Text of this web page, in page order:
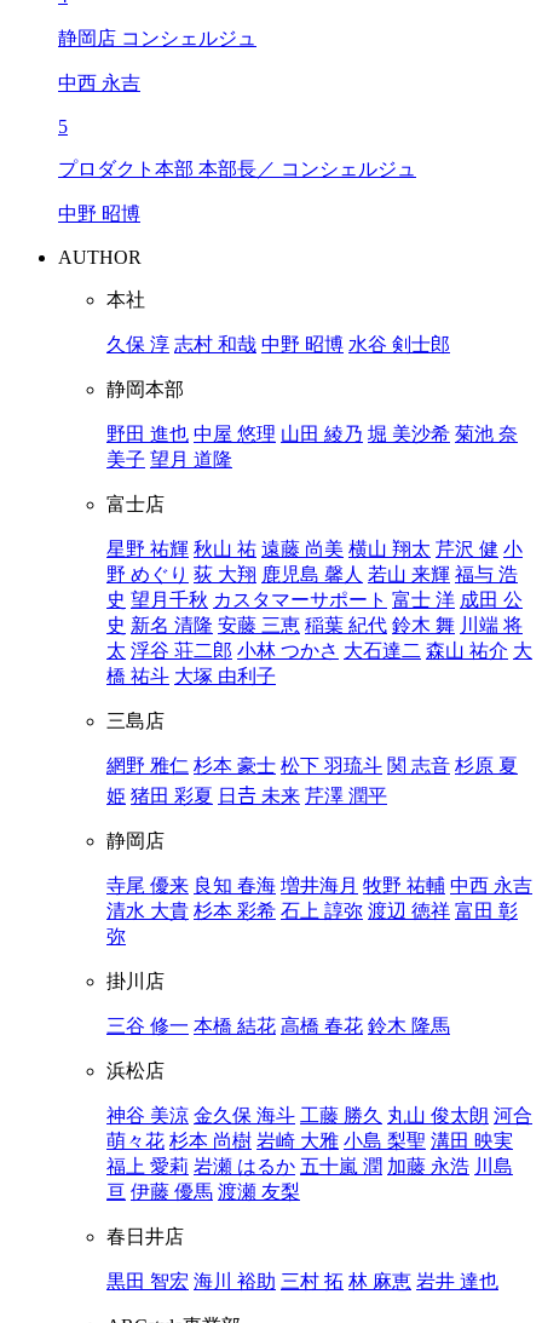
静岡店 コンシェルジュ
中西 永吉
5
プロダクト本部 本部長／ コンシェルジュ
中野 昭博
AUTHOR
本社
久保 淳 志村 和哉 中野 昭博 水谷 剣士郎
静岡本部
野田 進也 中屋 悠理 山田 綾乃 堀 美沙希 菊池 奈
美子 望月 道隆
富士店
星野 祐輝 秋山 祐 遠藤 尚美 横山 翔太 芹沢 健 小
野 めぐり 荻 大翔 鹿児島 馨人 若山 来輝 福与 浩
史 望月千秋 カスタマーサポート 富士 洋 成田 公
史 新名 清隆 安藤 三恵 稲葉 紀代 鈴木 舞 川端 将
太 浮谷 荘二郎 小林 つかさ 大石達二 森山 祐介 大
橋 祐斗 大塚 由利子
三島店
網野 雅仁 杉本 豪士 松下 羽琉斗 関 志音 杉原 夏
姫 猪田 彩夏 日𠮷 未来 芹澤 潤平
静岡店
寺尾 優来 良知 春海 増井海月 牧野 祐輔 中西 永吉
清水 大貴 杉本 彩希 石上 諄弥 渡辺 徳祥 富田 彰
弥
掛川店
三谷 修一 本橋 結花 高橋 春花 鈴木 隆馬
浜松店
神谷 美涼 金久保 海斗 工藤 勝久 丸山 俊太朗 河合
萌々花 杉本 尚樹 岩崎 大雅 小島 梨聖 溝田 映実
福上 愛莉 岩瀬 はるか 五十嵐 潤 加藤 永浩 川島
亘 伊藤 優馬 渡瀬 友梨
春日井店
黒田 智宏 海川 裕助 三村 拓 林 麻恵 岩井 達也